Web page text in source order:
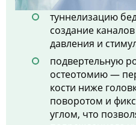
туннелизацию
создание
давления и
подвертельную
остеотомию —
кости ниже
поворотом и
углом, что